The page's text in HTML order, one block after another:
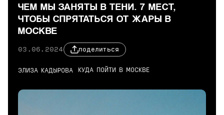
ЧЕМ МЫ ЗАНЯТЫ В ТЕНИ. 7 МЕСТ,
ЧТОБЫ СПРЯТАТЬСЯ ОТ ЖАРЫ В
МОСКВЕ
03.06.2024 поделиться
ЭЛИЗА КАДЫРОВА КУДА ПОЙТИ В МОСКВЕ